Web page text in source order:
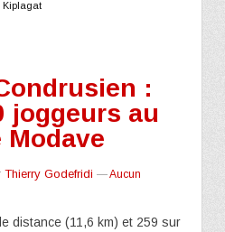
Kiplagat
:
joggeurs au
Modave
Thierry Godefridi —Aucun
distance (11,6 km) et 259 sur